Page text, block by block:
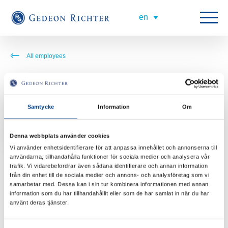
Samtycke Information Om
Denna webbplats använder cookies
Vi använder enhetsidentifierare för att anpassa innehållet och annonserna till
användarna, tillhandahålla funktioner för sociala medier och analysera vår
trafik. Vi vidarebefordrar även sådana identifierare och annan information
från din enhet till de sociala medier och annons- och analysföretag som vi
samarbetar med. Dessa kan i sin tur kombinera informationen med annan
information som du har tillhandahållit eller som de har samlat in när du har
använt deras tjänster.
All employees
stokate@gedeonrichter.com
Short about Ellen
Ellen is ourDigital Solution Manager, which means that she is responsible
for our digital solutions and channels with the aim of increasing and
constantly improving our digitalization. That involves, how we at best work
digitally, both internally and externally, to effectively communicate with the